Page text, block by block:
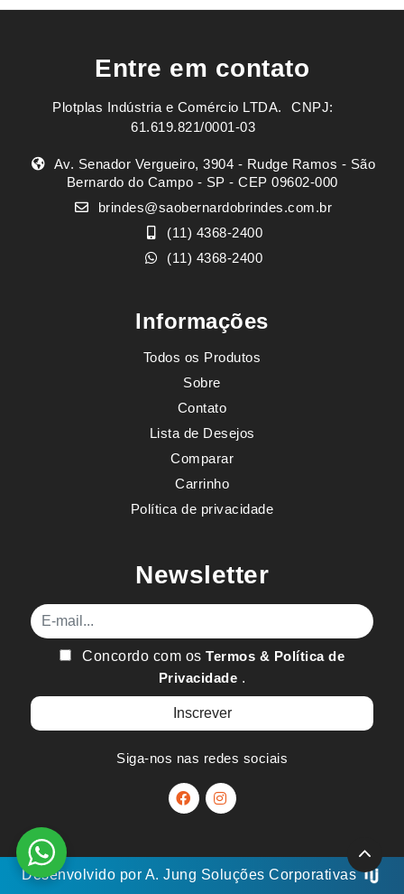
Entre em contato
Plotplas Indústria e Comércio LTDA. ㅤㅤㅤ CNPJ:
61.619.821/0001-03
Av. Senador Vergueiro, 3904 - Rudge Ramos - São
Bernardo do Campo - SP - CEP 09602-000
brindes@saobernardobrindes.com.br
(11) 4368-2400
(11) 4368-2400
Informações
Todos os Produtos
Sobre
Contato
Lista de Desejos
Comparar
Carrinho
Política de privacidade
Newsletter
E-mail
Concordo com osTermos & Política de
Privacidade .
Siga-nos nas redes sociais
Desenvolvido por A. Jung Soluções Corporativas